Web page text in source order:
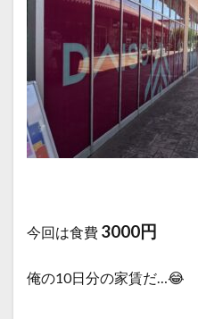
今回は食費 3000円
俺の10日分の家賃だ…😂